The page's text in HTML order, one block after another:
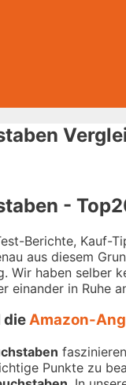
-
Berichte, Kauf-
aus diesem
Wir haben selber
in Ruhe
dieAmazon-
Punkte zu